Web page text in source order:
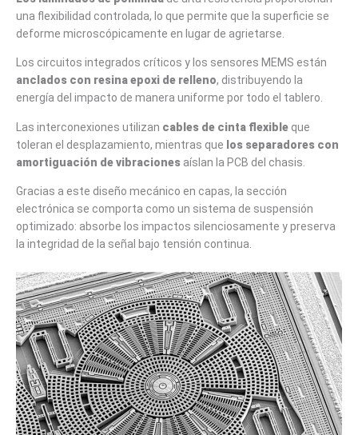
una flexibilidad controlada, lo que permite que la superficie se
deforme microscópicamente en lugar de agrietarse.
Los circuitos integrados críticos y los sensores MEMS están
anclados con resina epoxi de relleno, distribuyendo la
energía del impacto de manera uniforme por todo el tablero.
Las interconexiones utilizan cables de cinta flexible que
toleran el desplazamiento, mientras que los separadores con
amortiguación de vibraciones aíslan la PCB del chasis.
Gracias a este diseño mecánico en capas, la sección
electrónica se comporta como un sistema de suspensión
optimizado: absorbe los impactos silenciosamente y preserva
la integridad de la señal bajo tensión continua.